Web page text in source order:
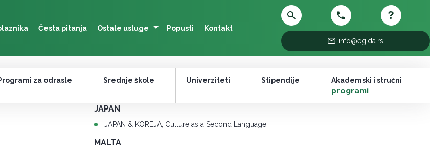
Česta pitanja Ostale usluge Popusti
Kontakt
info@egida.rs
za odrasle Srednje škole Univerziteti Stipendije Akademski i stručni
–
programi
JAPAN
JAPAN & KOREJA, Culture as a Second Language
MALTA